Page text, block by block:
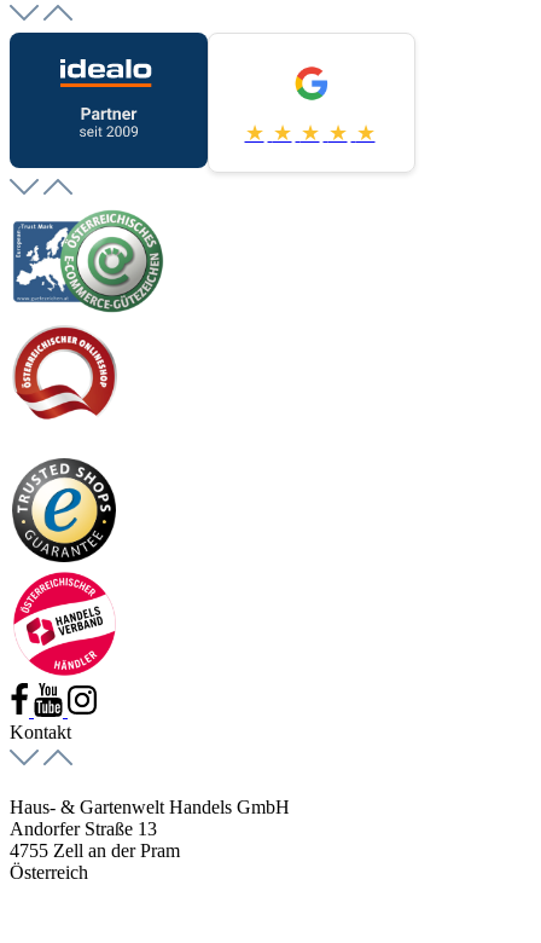
★ ★ ★ ★ ★
Kontakt
Haus- & Gartenwelt Handels GmbH
Andorfer Straße 13
4755 Zell an der Pram
Österreich